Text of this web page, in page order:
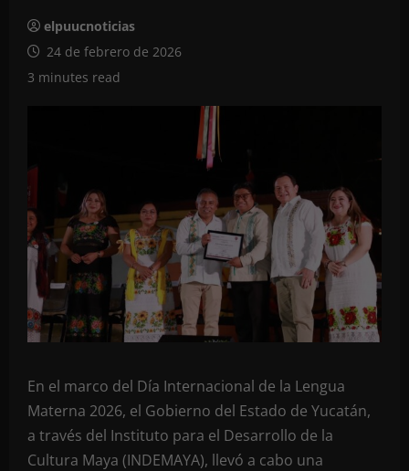
elpuucnoticias
24 de febrero de 2026
3 minutes read
En el marco del Día Internacional de la Lengua
Materna 2026, el Gobierno del Estado de Yucatán,
a través del Instituto para el Desarrollo de la
Cultura Maya (INDEMAYA), llevó a cabo una